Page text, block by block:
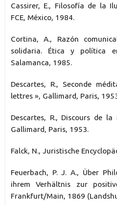
Cassirer, E., Filosofía de la
FCE, México, 1984.
Cortina, A., Razón
solidaria. Ética y política
Salamanca, 1985.
Descartes, R., Seconde
lettres », Gallimard, Paris,
Descartes, R., Discours de
Gallimard, Paris, 1953.
Falck, N., Juristische
Feuerbach, P. J. A., Über
ihrem Verhältnis zur
Frankfurt/Main, 1869